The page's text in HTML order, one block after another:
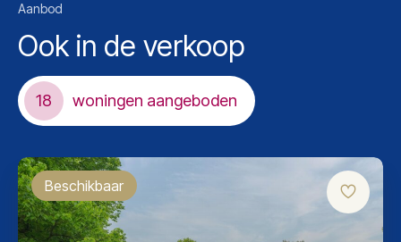
Aanbod
Ook in de verkoop
18 woningen aangeboden
Beschikbaar